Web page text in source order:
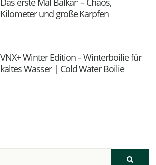
Kilometer und große Karpfen
VNX+ Winter Edition – Winterboilie für
kaltes Wasser | Cold Water Boilie